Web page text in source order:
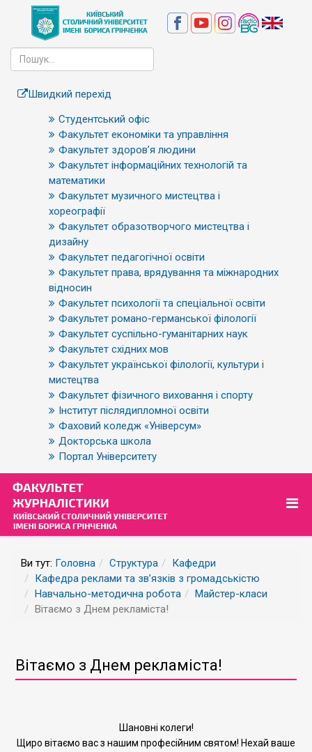
Швидкий перехід
Студентський офіс
Факультет економіки та управління
Факультет здоров’я людини
Факультет інформаційних технологій та
математики
Факультет музичного мистецтва і
хореографії
Факультет образотворчого мистецтва і
дизайну
Факультет педагогічної освіти
Факультет права, врядування та міжнародних
відносин
Факультет психології та спеціальної освіти
Факультет романо-германської філології
Факультет суспільно-гуманітарних наук
Факультет східних мов
Факультет української філології, культури і
мистецтва
Факультет фізичного виховання і спорту
Інститут післядипломної освіти
Фаховий коледж «Універсум»
Докторська школа
Портал Університету
Ви тут: Головна Структура
Кафедри
Кафедра реклами та зв’язків з громадськістю
Навчально-методична робота
Майстер-класи
Вітаємо з Днем рекламіста!
Вітаємо з Днем рекламіста!
Шановні колеги!
Щиро вітаємо вас з нашим професійним святом! Нехай ваше